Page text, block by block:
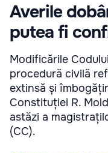
Averile
putea fi
Modificările
procedură civilă
extinsă și
Constituției R.
astăzi a
(CC).